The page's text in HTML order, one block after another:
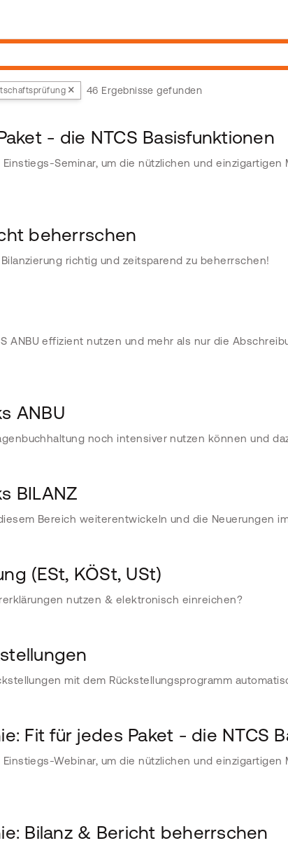
46 Ergebnisse gefunden
- die NTCS Basisfunktionen
Seminar, um die nützlichen und
beherrschen
richtig und zeitsparend zu beherrschen!
ANBU effizient nutzen und mehr als nur die
ANBU
noch intensiver nutzen können und
BILANZ
Bereich weiterentwickeln und die Neuerungen
(ESt, KÖSt, USt)
nutzen & elektronisch einreichen?
mit dem Rückstellungsprogramm
Fit für jedes Paket - die NTCS
Webinar, um die nützlichen und
Bilanz & Bericht beherrschen